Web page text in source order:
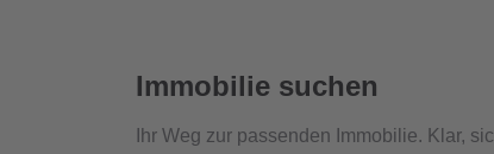
Immobilie suchen
Ihr Weg zur passenden Immobilie. Klar,